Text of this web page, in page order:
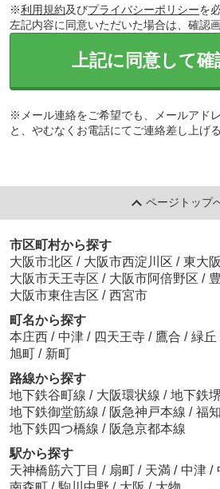
※利用規約及びプライバシーポリシーを
左記内容に同意いただいた場合は、確認
上記に同意して確
※メール連絡をご希望でも、メールアド
と、やむなくお電話にてご連絡差し上げ
ページトップ
市区町村から探す
大阪市北区 / 大阪市西淀川区 / 東大
大阪市天王寺区 / 大阪市阿倍野区 /
大阪市東住吉区 / 西宮市
町名から探す
本庄西 / 中津 / 四天王寺 / 鷹合 / 緑丘
旭町 / 新町
路線から探す
地下鉄谷町線 / 大阪環状線 / 地下鉄
地下鉄御堂筋線 / 阪急神戸本線 / 福
地下鉄四つ橋線 / 阪急京都本線
駅から探す
天神橋筋六丁目 / 扇町 / 天満 / 中津 /